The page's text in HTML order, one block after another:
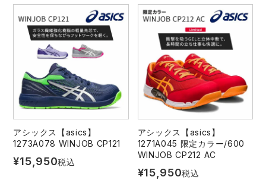
アシックス【asics】
1273A078 WINJOB CP121
¥15,950税込
アシックス【asics】
1271A045 限定カラー/600
WINJOB CP212 AC
¥15,950税込